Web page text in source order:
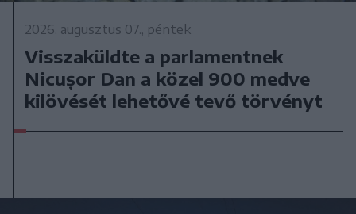
2026. augusztus 07., péntek
Visszaküldte a parlamentnek
Nicușor Dan a közel 900 medve
kilövését lehetővé tevő törvényt